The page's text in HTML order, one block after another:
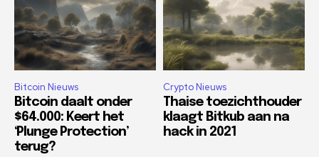
Bitcoin Nieuws
Bitcoin daalt onder
$64.000: Keert het
‘Plunge Protection’
terug?
Crypto Nieuws
Thaise toezichthouder
klaagt Bitkub aan na
hack in 2021